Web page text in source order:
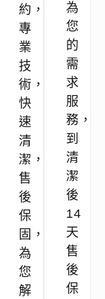
約，
專
業
技
術，
快
速
清
潔，
售
後
保
固，
為
您
解
為
您
的
需
求
服
務，
到
清
潔
後
14
天
售
後
保